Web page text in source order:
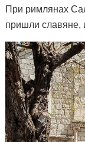
При римлянах
пришли славяне,